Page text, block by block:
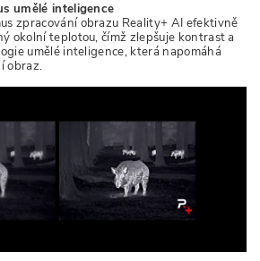
umělé inteligence
zpracování obrazu Reality+ AI efektivně
okolní teplotou, čímž zlepšuje kontrast a
umělé inteligence, která napomáhá
obraz.